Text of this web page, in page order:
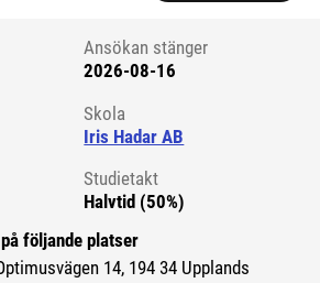
Ansökan stänger
2026-08-16
Skola
Iris Hadar AB
Studietakt
Halvtid (50%)
följande platser
14, 194 34 Upplands